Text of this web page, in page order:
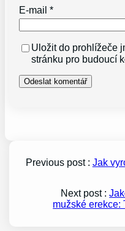
E-mail*
Uložit do prohlížeče
stránku pro budoucí
Previous post : Jak
Next post :
mužské erekce: